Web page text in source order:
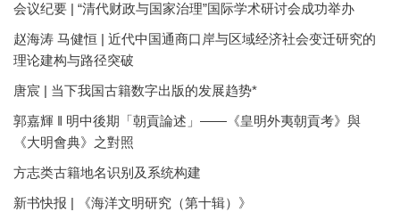
会议纪要 | “清代财政与国家治理”国际学术研讨会成功举办
赵海涛 马健恒 | 近代中国通商口岸与区域经济社会变迁研究的
理论建构与路径突破
唐宸 | 当下我国古籍数字出版的发展趋势*
郭嘉輝 ‖ 明中後期「朝貢論述」——《皇明外夷朝貢考》與
《大明會典》之對照
方志类古籍地名识别及系统构建
新书快报 | 《海洋文明研究（第十辑）》